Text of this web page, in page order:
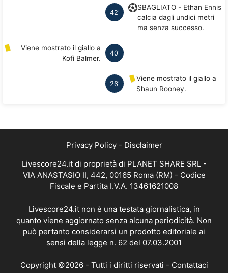
42'
SBAGLIATO - Ethan Ennis
calcia dagli undici metri
ma senza successo.
40'
Viene mostrato il giallo a
Kofi Balmer.
26'
Viene mostrato il giallo a
Shaun Rooney.
Privacy Policy- Disclaimer
Livescore24.it di proprietà di PLANET SHARE SRL -
VIA ANASTASIO II, 442, 00165 Roma (RM) - Codice
Fiscale e Partita I.V.A. 13461621008
Livescore24.it non è una testata giornalistica, in
quanto viene aggiornato senza alcuna periodicità. Non
può pertanto considerarsi un prodotto editoriale ai
sensi della legge n. 62 del 07.03.2001
Copyright ©2026 - Tutti i diritti riservati - Contattaci